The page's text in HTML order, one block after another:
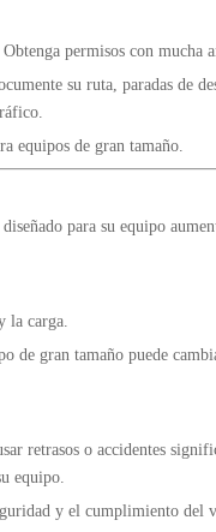
permisos con mucha
su ruta, paradas de
equipos de gran tamaño.
para su equipo
la carga.
de gran tamaño puede
retrasos o accidentes
equipo.
y el cumplimiento del